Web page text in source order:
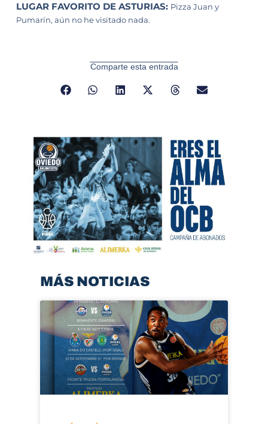
LUGAR FAVORITO DE ASTURIAS: Pizza Juan y
Pumarín, aún no he visitado nada.
Comparte esta entrada
MÁS NOTICIAS